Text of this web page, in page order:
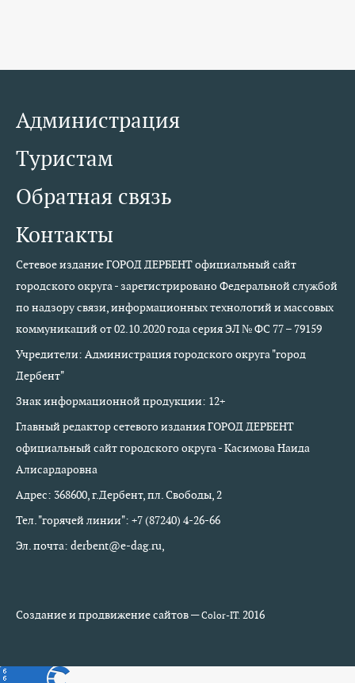
Администрация
Туристам
Обратная связь
Контакты
Сетевое издание ГОРОД ДЕРБЕНТ официальный сайт
городского округа - зарегистрировано Федеральной службой
по надзору связи, информационных технологий и массовых
коммуникаций от 02.10.2020 года серия ЭЛ № ФС 77 – 79159
Учредители: Администрация городского округа "город
Дербент"
Знак информационной продукции: 12+
Главный редактор сетевого издания ГОРОД ДЕРБЕНТ
официальный сайт городского округа - Касимова Наида
Алисардаровна
Адрес: 368600, г.Дербент, пл. Свободы, 2
Тел. "горячей линии": +7 (87240) 4-26-66
Эл. почта: derbent@e-dag.ru,
Создание и продвижение сайтов —Color-IT.2016